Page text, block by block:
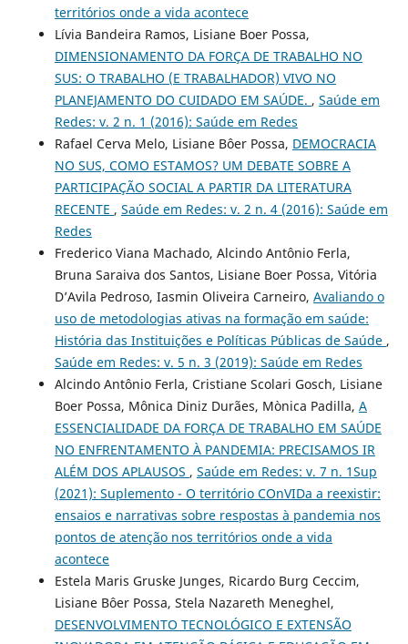
territórios onde a vida acontece
Lívia Bandeira Ramos, Lisiane Boer Possa,
DIMENSIONAMENTO DA FORÇA DE TRABALHO NO
SUS: O TRABALHO (E TRABALHADOR) VIVO NO
PLANEJAMENTO DO CUIDADO EM SAÚDE. , Saúde em
Redes: v. 2 n. 1 (2016): Saúde em Redes
Rafael Cerva Melo, Lisiane Bôer Possa, DEMOCRACIA
NO SUS, COMO ESTAMOS? UM DEBATE SOBRE A
PARTICIPAÇÃO SOCIAL A PARTIR DA LITERATURA
RECENTE , Saúde em Redes: v. 2 n. 4 (2016): Saúde em
Redes
Frederico Viana Machado, Alcindo Antônio Ferla,
Bruna Saraiva dos Santos, Lisiane Boer Possa, Vitória
D’Avila Pedroso, Iasmin Oliveira Carneiro, Avaliando o
uso de metodologias ativas na formação em saúde:
História das Instituições e Políticas Públicas de Saúde ,
Saúde em Redes: v. 5 n. 3 (2019): Saúde em Redes
Alcindo Antônio Ferla, Cristiane Scolari Gosch, Lisiane
Boer Possa, Mônica Diniz Durães, Mònica Padilla, A
ESSENCIALIDADE DA FORÇA DE TRABALHO EM SAÚDE
NO ENFRENTAMENTO À PANDEMIA: PRECISAMOS IR
ALÉM DOS APLAUSOS , Saúde em Redes: v. 7 n. 1Sup
(2021): Suplemento - O território COnVIDa a reexistir:
ensaios e narrativas sobre respostas à pandemia nos
pontos de atenção nos territórios onde a vida
acontece
Estela Maris Gruske Junges, Ricardo Burg Ceccim,
Lisiane Bôer Possa, Stela Nazareth Meneghel,
DESENVOLVIMENTO TECNOLÓGICO E EXTENSÃO